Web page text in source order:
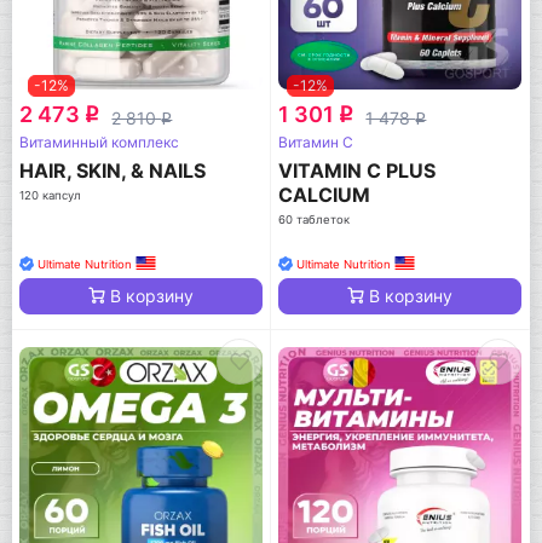
-12%
2 473 q 2 810q
Витаминный комплекс
HAIR, SKIN, & NAILS
120 капсул
Ultimate Nutrition
В корзину
-12%
1 301 q 1 478q
Витамин C
VITAMIN C PLUS
CALCIUM
60 таблеток
Ultimate Nutrition
В корзину